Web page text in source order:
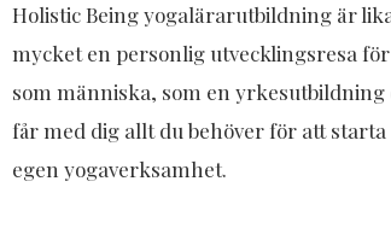
Holistic Being yogalärarutbildning är
mycket en personlig utvecklingsresa
som människa, som en yrkesutbildning
får med dig allt du behöver för att starta
egen yogaverksamhet.